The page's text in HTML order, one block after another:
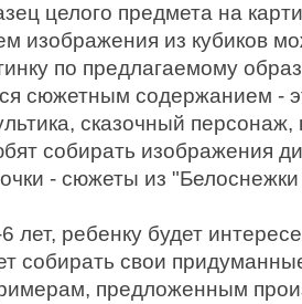
целого предмета на
изображения из кубиков
по предлагаемому
сюжетным содержанием -
сказочный персонаж,
собирать изображения
- сюжеты из
лет, ребенку будет
собирать свои
предложенным